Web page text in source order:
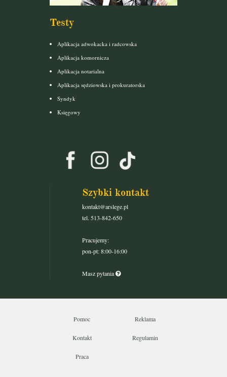
Testy
Aplikacja adwokacka i radcowska
Aplikacja komornicza
Aplikacja notarialna
Aplikacja sędziowska i prokuratorska
Syndyk
Księgowy
Szybki kontakt
kontakt@arslege.pl
tel. 513-842-650
Pracujemy:
pon-pt: 8:00-16:00
Masz pytania
Pomoc Reklama
Kontakt Regulamin
Praca